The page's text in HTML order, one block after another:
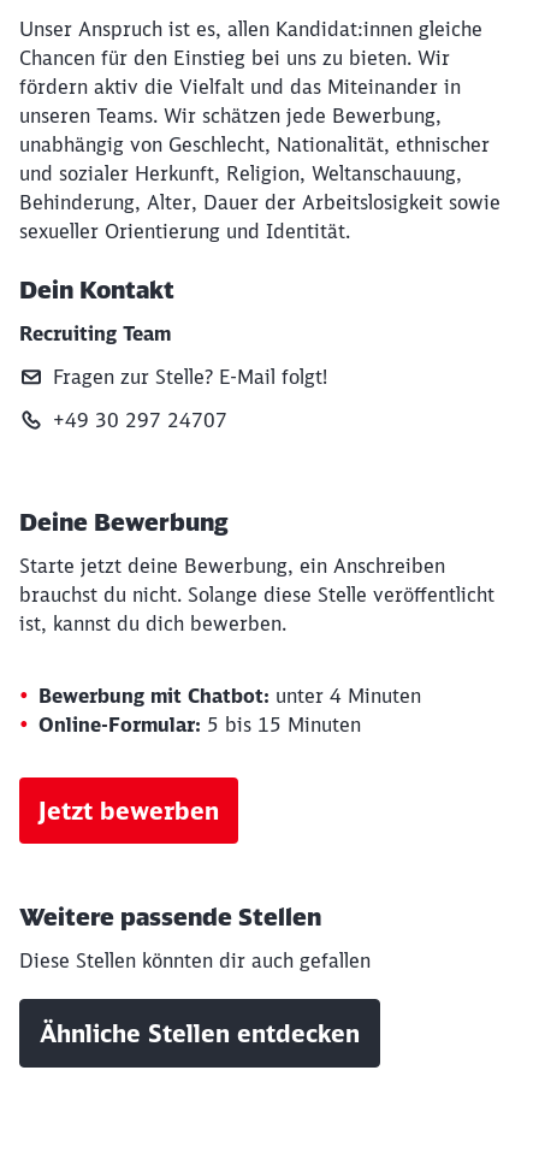
Unser Anspruch ist es, allen Kandidat:innen gleiche
Chancen für den Einstieg bei uns zu bieten. Wir
fördern aktiv die Vielfalt und das Miteinander in
unseren Teams. Wir schätzen jede Bewerbung,
unabhängig von Geschlecht, Nationalität, ethnischer
und sozialer Herkunft, Religion, Weltanschauung,
Behinderung, Alter, Dauer der Arbeitslosigkeit sowie
sexueller Orientierung und Identität.
Dein Kontakt
Recruiting Team
Fragen zur Stelle? E‑Mail folgt!
+49 30 297 24707
Deine Bewerbung
Starte jetzt deine Bewerbung, ein Anschreiben
brauchst du nicht. Solange diese Stelle veröffentlicht
ist, kannst du dich bewerben.
Bewerbung mit Chatbot: unter 4 Minuten
Online-Formular: 5 bis 15 Minuten
Jetzt bewerben
Weitere passende Stellen
Diese Stellen könnten dir auch gefallen
Ähnliche Stellen entdecken